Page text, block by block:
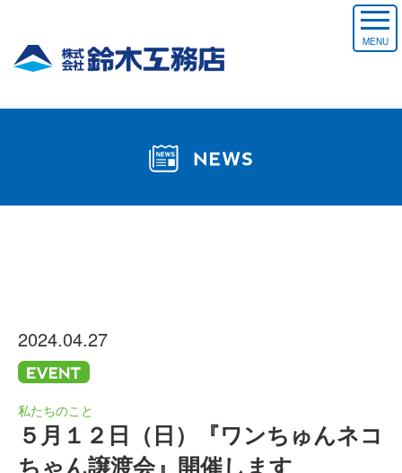
MENU
2024.04.27
私たちのこと
５月１２日（日）『ワンちゅんネコ
ちゃん譲渡会』開催します